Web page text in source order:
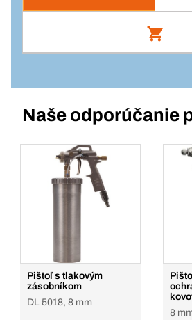
súprava
Pridať do
Naše odporúčanie
Pištoľ s tlakovým
zásobníkom
DL 5018, 8 mm
8